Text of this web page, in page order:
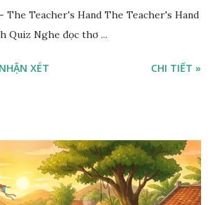
The Teacher's Hand The Teacher's Hand
Quiz Nghe đọc thơ ...
XÉT CHI TIẾT »